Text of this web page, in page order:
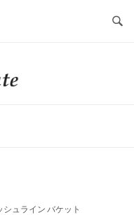
シュライン バケット